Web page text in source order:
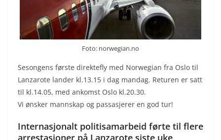
Foto: norwegian.no
Sesongens første direktefly med Norwegian fra Oslo til
Lanzarote lander kl.13.15 i dag mandag. Returen er satt
til kl.14.05, med ankomst Oslo kl.20.30.
Vi ønsker mannskap og passasjerer en god tur!
Internasjonalt politisamarbeid førte til flere